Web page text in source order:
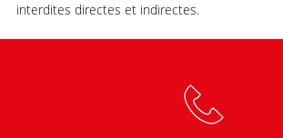
interdites directes et indirectes.